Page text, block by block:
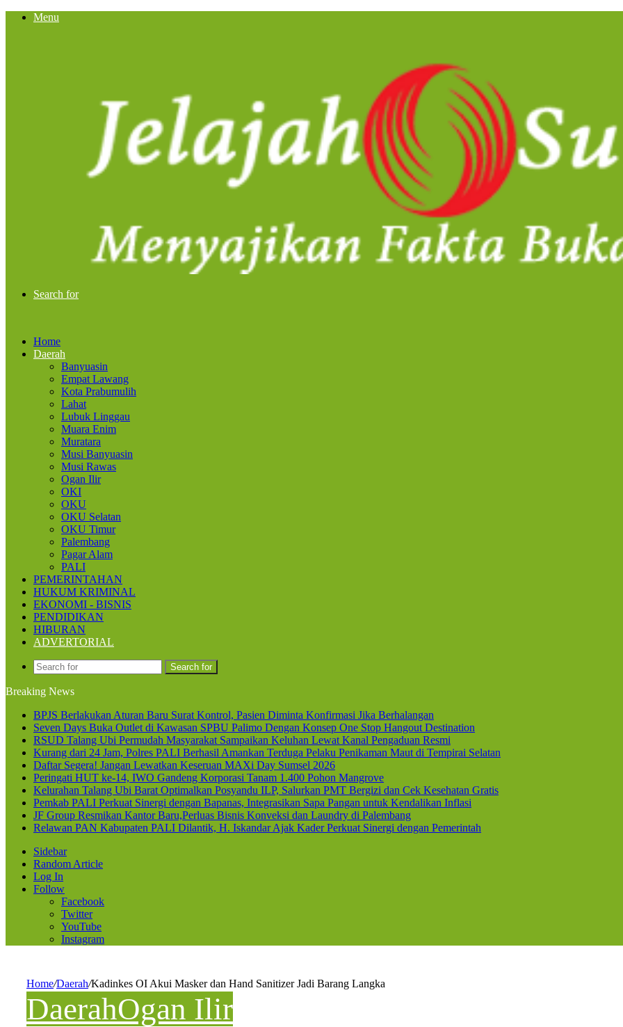
Menu
Search for
Home
Daerah
Banyuasin
Empat Lawang
Kota Prabumulih
Lahat
Lubuk Linggau
Muara Enim
Muratara
Musi Banyuasin
Musi Rawas
Ogan Ilir
OKI
OKU
OKU Selatan
OKU Timur
Palembang
Pagar Alam
PALI
PEMERINTAHAN
HUKUM KRIMINAL
EKONOMI - BISNIS
PENDIDIKAN
HIBURAN
ADVERTORIAL
Search for
Breaking News
BPJS Berlakukan Aturan Baru Surat Kontrol, Pasien Diminta Konfirmasi Jika Berhalangan
Seven Days Buka Outlet di Kawasan SPBU Palimo Dengan Konsep One Stop Hangout Destination
RSUD Talang Ubi Permudah Masyarakat Sampaikan Keluhan Lewat Kanal Pengaduan Resmi
Kurang dari 24 Jam, Polres PALI Berhasil Amankan Terduga Pelaku Penikaman Maut di Tempirai Selatan
Daftar Segera! Jangan Lewatkan Keseruan MAXi Day Sumsel 2026
Peringati HUT ke-14, IWO Gandeng Korporasi Tanam 1.400 Pohon Mangrove
Kelurahan Talang Ubi Barat Optimalkan Posyandu ILP, Salurkan PMT Bergizi dan Cek Kesehatan Gratis
Pemkab PALI Perkuat Sinergi dengan Bapanas, Integrasikan Sapa Pangan untuk Kendalikan Inflasi
JF Group Resmikan Kantor Baru,Perluas Bisnis Konveksi dan Laundry di Palembang
Relawan PAN Kabupaten PALI Dilantik, H. Iskandar Ajak Kader Perkuat Sinergi dengan Pemerintah
Sidebar
Random Article
Log In
Follow
Facebook
Twitter
YouTube
Instagram
Home/Daerah/Kadinkes OI Akui Masker dan Hand Sanitizer Jadi Barang Langka
DaerahOgan Ilir